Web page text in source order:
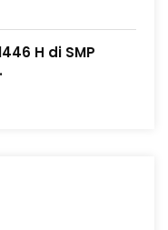
H di SMP